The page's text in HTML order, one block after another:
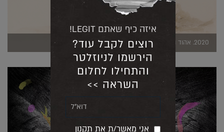
2020. אהוד וחגי גורדון, על הדבש. יוצרת מריאנה רסקין
איזה כיף שאתם LEGIT!
רוצים לקבל עוד?
הירשמו לניוזלטר
והתחילו לחלום
השראה >>
אני מאשר/ת את תקנון